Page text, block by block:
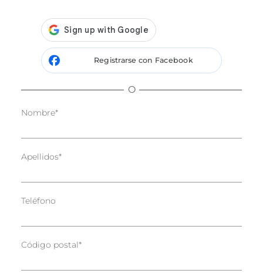
Registrarse con Facebook
O
Nombre*
Apellidos*
Teléfono
Código postal*